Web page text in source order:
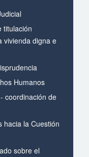
titulación
vivienda digna e
Humanos
coordinación de
hacia la Cuestión
sobre el